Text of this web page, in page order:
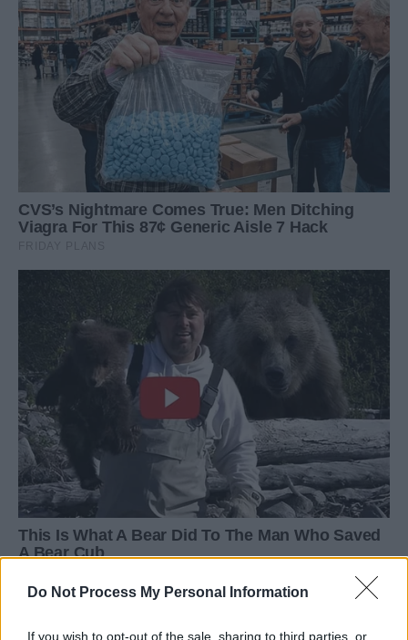
Do Not Process My Personal Information
If you wish to opt-out of the sale, sharing to third parties, or